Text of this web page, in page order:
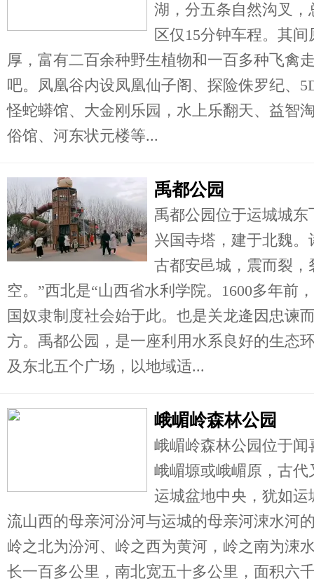
湖，分五条自然沟叉
区仅15分钟车程。其
厚，富有二百余种野生植物和一百多种飞禽
吧。凤凰谷内设凤凰仙子阁、探险侏罗纪、
怪蛇蟒馆、大金刚乐园，水上乐翻天、益智
俗馆、河东状元楼等...
禹都公园
禹都公园位于运城城
兴国寺塔，建于北魏
古都安邑城，震而裂
空。”西北是“山西省水利学院。1600多年前
国奴隶制度社会始于此。也是关龙逄因忠谏
方。禹都公园，是一座利用水系良好的生态
及东北五个广场，以地域适...
峨嵋岭森林公园
峨嵋岭森林公园位于
峨嵋塬或峨嵋原，古
运城盆地中央，犹如
流山西的母亲河汾河与运城的母亲河涑水河
岭之北为汾河、岭之西为黄河，岭之南为涑
长一百多公里，南北宽五十多公里，面积六